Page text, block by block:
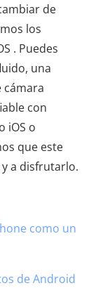
de
los
. Puedes
una
cámara
con
iOS o
que este
a disfrutarlo.
como un
de Android